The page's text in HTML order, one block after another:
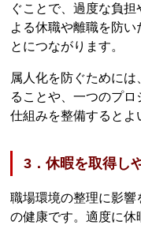
ぐことで、過度な負
よる休職や離職を防
とにつながります。
属人化を防ぐために
ることや、一つのプ
仕組みを整備するとよ
3．休暇を取得し
職場環境の整理に影
の健康です。適度に休